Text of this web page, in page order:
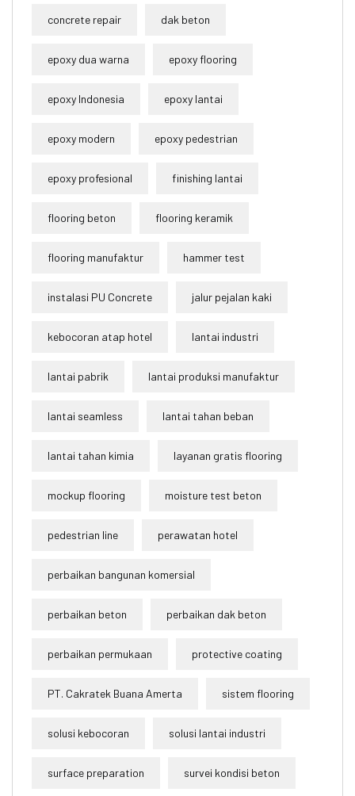
concrete repair dak beton
epoxy dua warna epoxy flooring
epoxy Indonesia epoxy lantai
epoxy modern epoxy pedestrian
epoxy profesional finishing lantai
flooring beton flooring keramik
flooring manufaktur hammer test
instalasi PU Concrete jalur pejalan kaki
kebocoran atap hotel lantai industri
lantai pabrik lantai produksi manufaktur
lantai seamless lantai tahan beban
lantai tahan kimia layanan gratis flooring
mockup flooring moisture test beton
pedestrian line perawatan hotel
perbaikan bangunan komersial
perbaikan beton perbaikan dak beton
perbaikan permukaan protective coating
PT. Cakratek Buana Amerta sistem flooring
solusi kebocoran solusi lantai industri
surface preparation survei kondisi beton